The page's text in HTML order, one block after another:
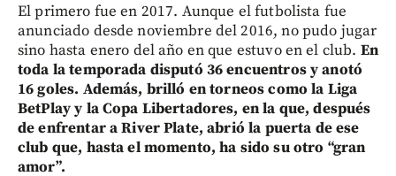
El primero fue en 2017. Aunque el futbolista fue
anunciado desde noviembre del 2016, no pudo jugar
sino hasta enero del año en que estuvo en el club. En
toda la temporada disputó 36 encuentros y anotó
16 goles. Además, brilló en torneos como la Liga
BetPlay y la Copa Libertadores, en la que, después
de enfrentar a River Plate, abrió la puerta de ese
club que, hasta el momento, ha sido su otro “gran
amor”.